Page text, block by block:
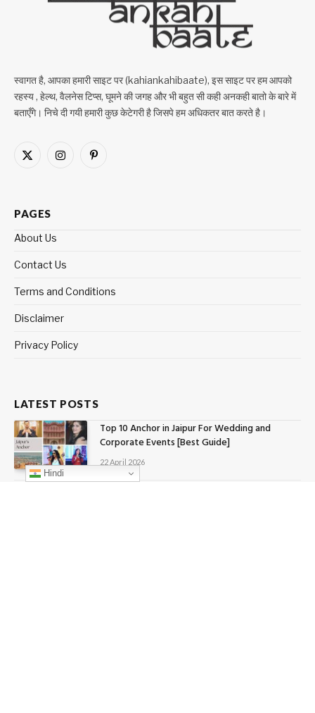
स्वागत है, आपका हमारी साइट पर (kahiankahibaate), इस साइट पर हम आपको
रहस्य , हेल्थ, वैलनेस टिप्स, घूमने की जगह और भी बहुत सी कही अनकही बातो के बारे में
बताएँगे। निचे दी गयी हमारी कुछ केटेगरी है जिसपे हम अधिकतर बात करते है।
X
InstagramPinterest
PAGES
About Us
Contact Us
Terms and Conditions
Disclaimer
Privacy Policy
LATEST POSTS
Top 10 Anchor in Jaipur For Wedding and
Corporate Events [Best Guide]
22 April 2026
Hindi